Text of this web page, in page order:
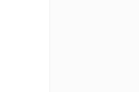
است.
آلمان دارند، از این رو یافتن
التحصیلان این رشته ها در حال
هر دو مهندسی که در بازار کار مشغول به فعالیت هستند،